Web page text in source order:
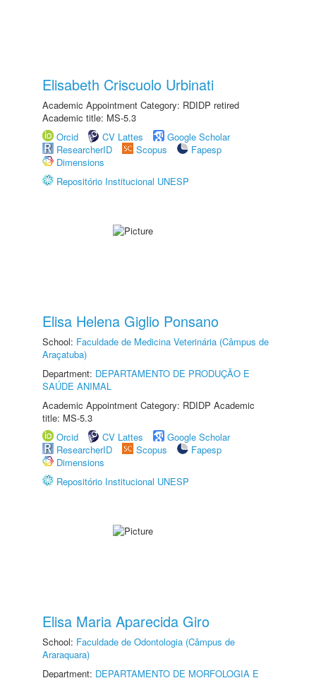
Elisabeth Criscuolo Urbinati
Academic Appointment Category: RDIDP retired
Academic title: MS-5.3
Orcid
CV Lattes
Google Scholar
ResearcherID
Scopus
Fapesp
Dimensions
Repositório Institucional UNESP
Elisa Helena Giglio Ponsano
School: Faculdade de Medicina Veterinária (Câmpus de
Araçatuba)
Department: DEPARTAMENTO DE PRODUÇÃO E
SAÚDE ANIMAL
Academic Appointment Category: RDIDP Academic
title: MS-5.3
Orcid
CV Lattes
Google Scholar
ResearcherID
Scopus
Fapesp
Dimensions
Repositório Institucional UNESP
Elisa Maria Aparecida Giro
School: Faculdade de Odontologia (Câmpus de
Araraquara)
Department: DEPARTAMENTO DE MORFOLOGIA E